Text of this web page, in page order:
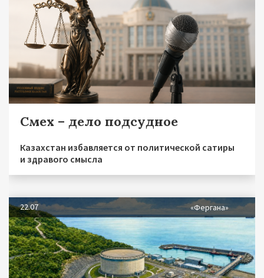
Смех – дело подсудное
Казахстан избавляется от политической сатиры
и здравого смысла
22.07 «Фергана»